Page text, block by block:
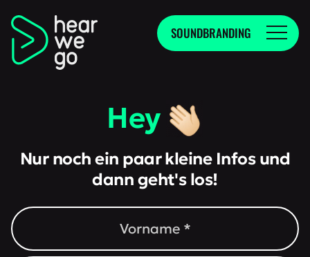
SOUNDBRANDING
Hey
Nur noch ein paar kleine Infos und
dann geht's los!